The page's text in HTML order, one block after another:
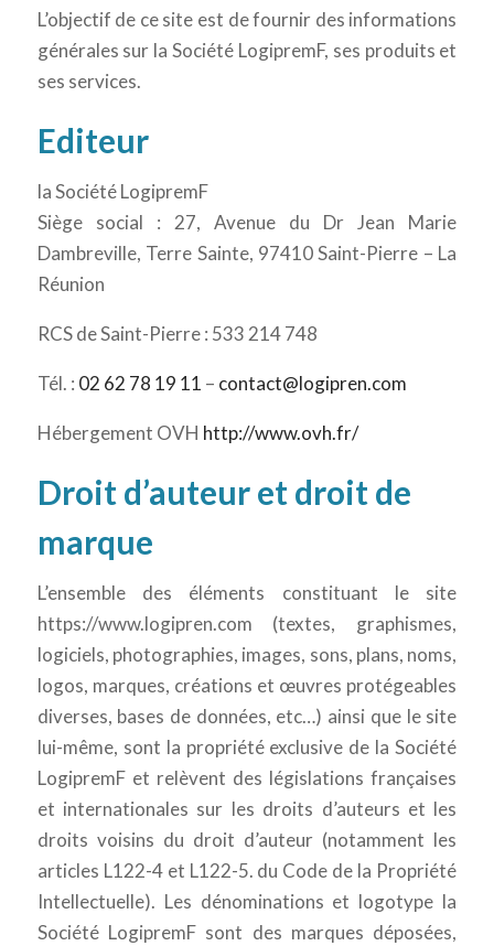
L’objectif de ce site est de fournir des informations
générales sur la Société LogipremF, ses produits et
ses services.
Editeur
la Société LogipremF
Siège social : 27, Avenue du Dr Jean Marie
Dambreville, Terre Sainte, 97410 Saint-Pierre – La
Réunion
RCS de Saint-Pierre : 533 214 748
Tél. : 02 62 78 19 11 – contact@logipren.com
Hébergement OVH http://www.ovh.fr/
Droit d’auteur et droit de
marque
L’ensemble des éléments constituant le site
https://www.logipren.com (textes, graphismes,
logiciels, photographies, images, sons, plans, noms,
logos, marques, créations et œuvres protégeables
diverses, bases de données, etc…) ainsi que le site
lui-même, sont la propriété exclusive de la Société
LogipremF et relèvent des législations françaises
et internationales sur les droits d’auteurs et les
droits voisins du droit d’auteur (notamment les
articles L122-4 et L122-5. du Code de la Propriété
Intellectuelle). Les dénominations et logotype la
Société LogipremF sont des marques déposées,